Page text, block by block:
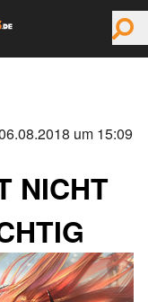
NICHT
um 15:09